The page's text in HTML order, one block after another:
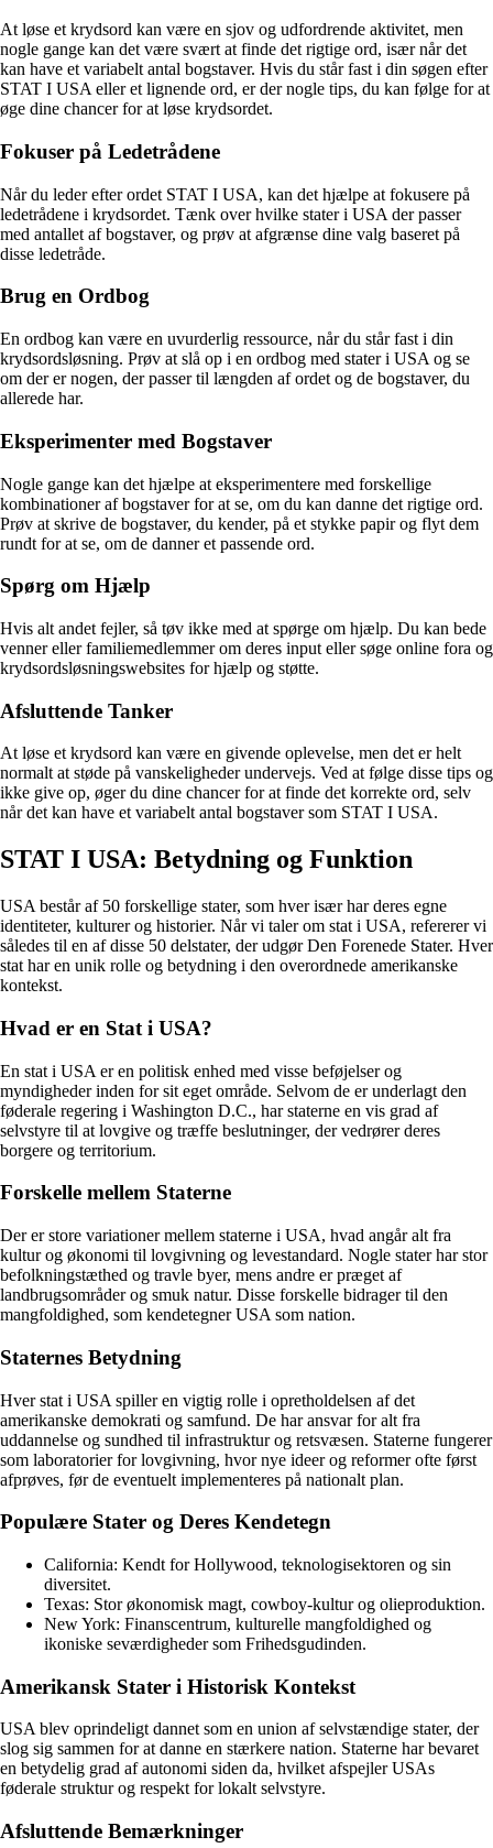
At løse et krydsord kan være en sjov og udfordrende aktivitet, men
nogle gange kan det være svært at finde det rigtige ord, især når det
kan have et variabelt antal bogstaver. Hvis du står fast i din søgen efter
STAT I USA eller et lignende ord, er der nogle tips, du kan følge for at
øge dine chancer for at løse krydsordet.
Fokuser på Ledetrådene
Når du leder efter ordet STAT I USA, kan det hjælpe at fokusere på
ledetrådene i krydsordet. Tænk over hvilke stater i USA der passer
med antallet af bogstaver, og prøv at afgrænse dine valg baseret på
disse ledetråde.
Brug en Ordbog
En ordbog kan være en uvurderlig ressource, når du står fast i din
krydsordsløsning. Prøv at slå op i en ordbog med stater i USA og se
om der er nogen, der passer til længden af ordet og de bogstaver, du
allerede har.
Eksperimenter med Bogstaver
Nogle gange kan det hjælpe at eksperimentere med forskellige
kombinationer af bogstaver for at se, om du kan danne det rigtige ord.
Prøv at skrive de bogstaver, du kender, på et stykke papir og flyt dem
rundt for at se, om de danner et passende ord.
Spørg om Hjælp
Hvis alt andet fejler, så tøv ikke med at spørge om hjælp. Du kan bede
venner eller familiemedlemmer om deres input eller søge online fora og
krydsordsløsningswebsites for hjælp og støtte.
Afsluttende Tanker
At løse et krydsord kan være en givende oplevelse, men det er helt
normalt at støde på vanskeligheder undervejs. Ved at følge disse tips og
ikke give op, øger du dine chancer for at finde det korrekte ord, selv
når det kan have et variabelt antal bogstaver som STAT I USA.
STAT I USA: Betydning og Funktion
USA består af 50 forskellige stater, som hver især har deres egne
identiteter, kulturer og historier. Når vi taler om stat i USA, refererer vi
således til en af disse 50 delstater, der udgør Den Forenede Stater. Hver
stat har en unik rolle og betydning i den overordnede amerikanske
kontekst.
Hvad er en Stat i USA?
En stat i USA er en politisk enhed med visse beføjelser og
myndigheder inden for sit eget område. Selvom de er underlagt den
føderale regering i Washington D.C., har staterne en vis grad af
selvstyre til at lovgive og træffe beslutninger, der vedrører deres
borgere og territorium.
Forskelle mellem Staterne
Der er store variationer mellem staterne i USA, hvad angår alt fra
kultur og økonomi til lovgivning og levestandard. Nogle stater har stor
befolkningstæthed og travle byer, mens andre er præget af
landbrugsområder og smuk natur. Disse forskelle bidrager til den
mangfoldighed, som kendetegner USA som nation.
Staternes Betydning
Hver stat i USA spiller en vigtig rolle i opretholdelsen af det
amerikanske demokrati og samfund. De har ansvar for alt fra
uddannelse og sundhed til infrastruktur og retsvæsen. Staterne fungerer
som laboratorier for lovgivning, hvor nye ideer og reformer ofte først
afprøves, før de eventuelt implementeres på nationalt plan.
Populære Stater og Deres Kendetegn
California: Kendt for Hollywood, teknologisektoren og sin
diversitet.
Texas: Stor økonomisk magt, cowboy-kultur og olieproduktion.
New York: Finanscentrum, kulturelle mangfoldighed og
ikoniske seværdigheder som Frihedsgudinden.
Amerikansk Stater i Historisk Kontekst
USA blev oprindeligt dannet som en union af selvstændige stater, der
slog sig sammen for at danne en stærkere nation. Staterne har bevaret
en betydelig grad af autonomi siden da, hvilket afspejler USAs
føderale struktur og respekt for lokalt selvstyre.
Afsluttende Bemærkninger